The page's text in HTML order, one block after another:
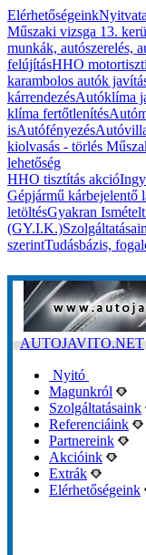
Elérhetőségeink
Műszaki vizsga 13.
munkák, autószerelés,
felújításHHO
karambolos autók
kárrendezésAutóklíma
klíma fertőtlenítés
isAutófényezés
kiolvasás - törlés
lehetőség
HHO tisztítás akció
Gépjármű kárbejelentő
letöltésGyakran
(GY.I.K.)
szerintTudásbázis,
AUTOJAVITO.NET
Nyitó
Magunkról
Szolgáltatásaink
Referenciáink
Partnereink
Akcióink
Extrák
Elérhetőségeink